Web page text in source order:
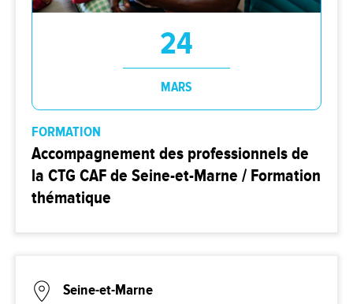
24
MARS
FORMATION
Accompagnement des professionnels de
la CTG CAF de Seine-et-Marne / Formation
thématique
Seine-et-Marne